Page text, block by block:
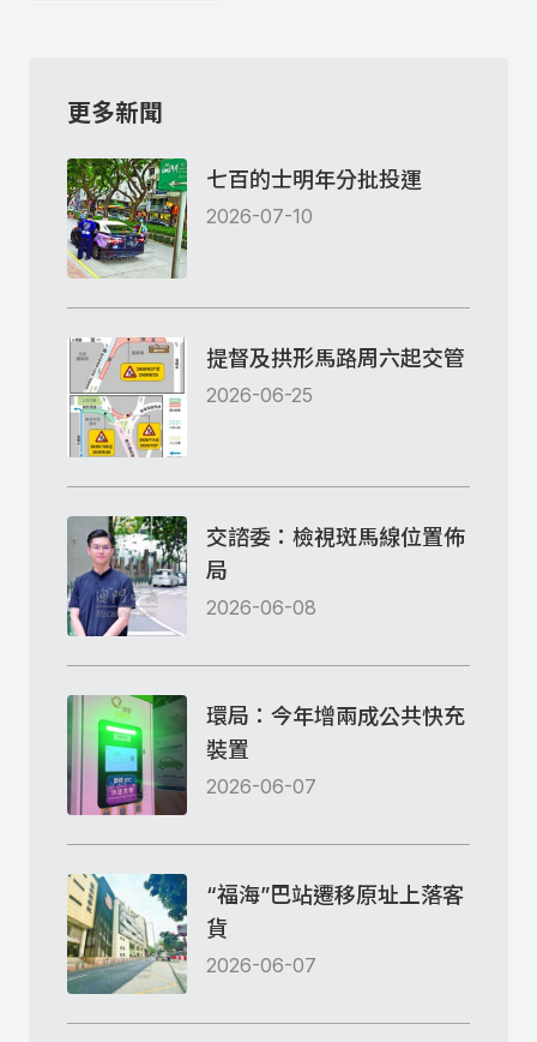
更多新聞
七百的士明年分批投運
2026-07-10
提督及拱形馬路周六起交管
2026-06-25
交諮委：檢視斑馬線位置佈
局
2026-06-08
環局：今年增兩成公共快充
裝置
2026-06-07
“福海”巴站遷移原址上落客
貨
2026-06-07